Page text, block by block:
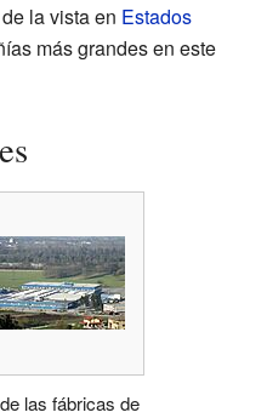
la vista en Estados
más grandes en este
las fábricas de